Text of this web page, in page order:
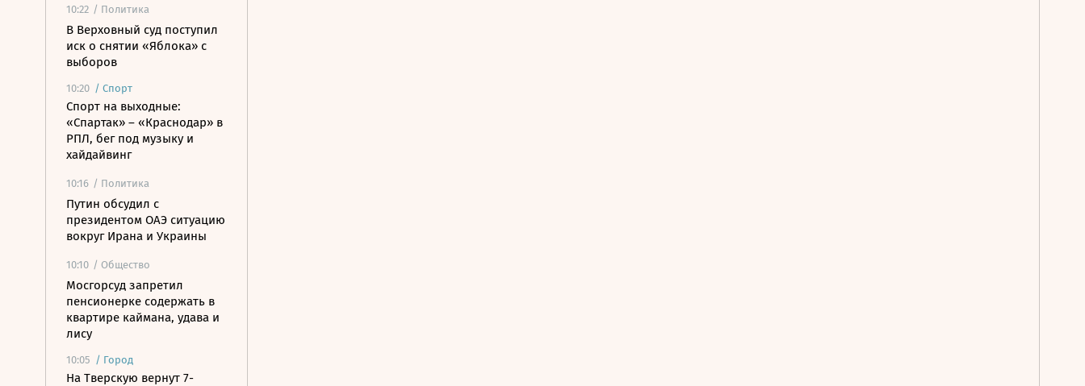
10:22 / Политика
В Верховный суд поступил
иск о снятии «Яблока» с
выборов
10:20 / Спорт
Спорт на выходные:
«Спартак» – «Краснодар» в
РПЛ, бег под музыку и
хайдайвинг
10:16 / Политика
Путин обсудил с
президентом ОАЭ ситуацию
вокруг Ирана и Украины
10:10 / Общество
Мосгорсуд запретил
пенсионерке содержать в
квартире каймана, удава и
лису
10:05 / Город
На Тверскую вернут 7-